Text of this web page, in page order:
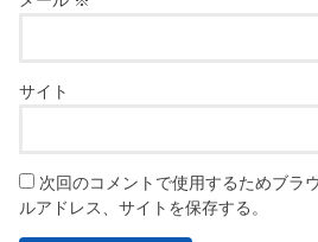
サイト
次回のコメントで使用するためブラ
ルアドレス、サイトを保存する。